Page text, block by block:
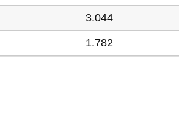
3.044
1.782